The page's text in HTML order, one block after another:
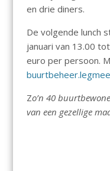
en drie diners.
De volgende lunch
januari van 13.00
euro per persoon.
Zo’n 40
van een gezellige